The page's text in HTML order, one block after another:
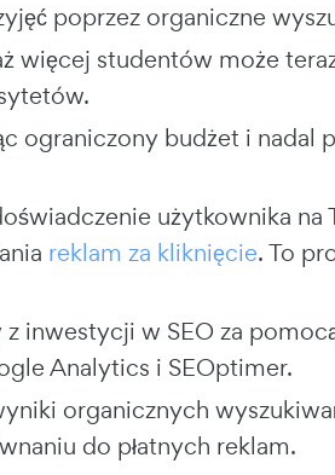
poprzez organiczne
więcej studentów może
ograniczony budżet i
użytkownika na
reklam za kliknięcie. To
z inwestycji w SEO za
Analytics i SEOptimer.
organicznych
do płatnych reklam.